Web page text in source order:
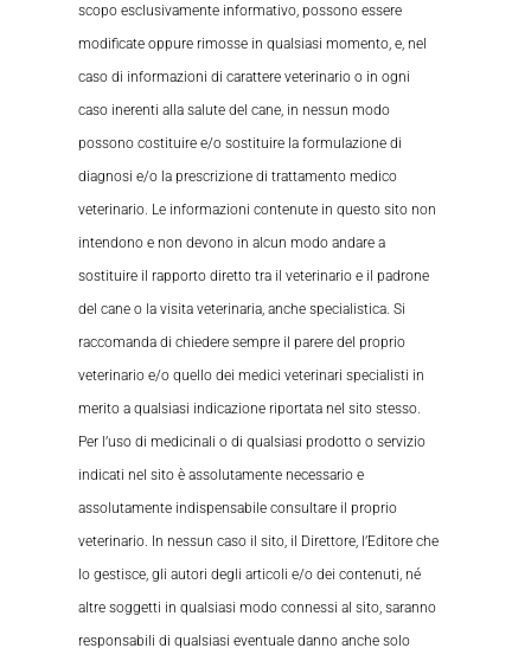
scopo esclusivamente informativo, possono essere
modificate oppure rimosse in qualsiasi momento, e, nel
caso di informazioni di carattere veterinario o in ogni
caso inerenti alla salute del cane, in nessun modo
possono costituire e/o sostituire la formulazione di
diagnosi e/o la prescrizione di trattamento medico
veterinario. Le informazioni contenute in questo sito non
intendono e non devono in alcun modo andare a
sostituire il rapporto diretto tra il veterinario e il padrone
del cane o la visita veterinaria, anche specialistica. Si
raccomanda di chiedere sempre il parere del proprio
veterinario e/o quello dei medici veterinari specialisti in
merito a qualsiasi indicazione riportata nel sito stesso.
Per l’uso di medicinali o di qualsiasi prodotto o servizio
indicati nel sito è assolutamente necessario e
assolutamente indispensabile consultare il proprio
veterinario. In nessun caso il sito, il Direttore, l’Editore che
lo gestisce, gli autori degli articoli e/o dei contenuti, né
altre soggetti in qualsiasi modo connessi al sito, saranno
responsabili di qualsiasi eventuale danno anche solo